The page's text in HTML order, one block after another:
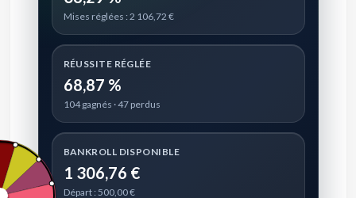
Mises réglées : 2 106,72 €
RÉUSSITE RÉGLÉE
68,87 %
104 gagnés · 47 perdus
BANKROLL DISPONIBLE
1 306,76 €
Départ : 500,00 €